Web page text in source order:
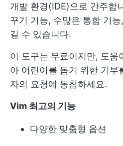
개발 환경(IDE)으로 간주합
꾸기 기능, 수많은 통합 기
길 수 있습니다.
이 도구는 무료이지만, 도움
아 어린이를 돕기 위한 기부
자의 요청에 동참하세요.
Vim 최고의 기능
다양한 맞춤형 옵션